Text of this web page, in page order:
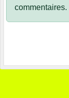
commentaires.